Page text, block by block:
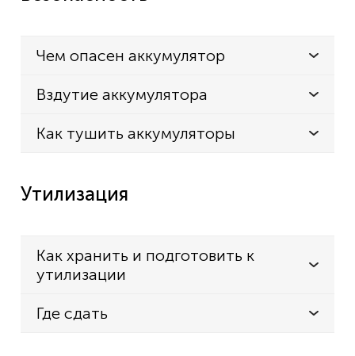
Чем опасен аккумулятор
Вздутие аккумулятора
Как тушить аккумуляторы
Утилизация
Как хранить и подготовить к
утилизации
Где сдать